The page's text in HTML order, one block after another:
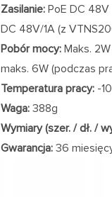
Zasilanie: PoE DC 48V
DC 48V/1A (z
Pobór mocy: Maks.
maks. 6W (podczas
Temperatura pracy: -
Waga: 388g
Wymiary (szer. / dł. /
Gwarancja: 36